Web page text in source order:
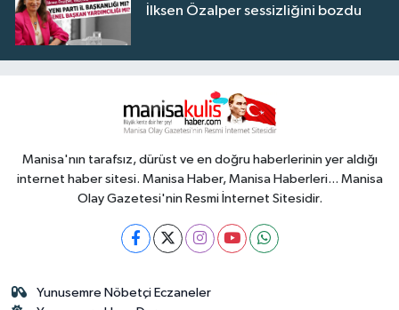
İlksen Özalper sessizliğini bozdu
Manisa'nın tarafsız, dürüst ve en doğru haberlerinin yer aldığı
internet haber sitesi. Manisa Haber, Manisa Haberleri... Manisa
Olay Gazetesi'nin Resmi İnternet Sitesidir.
Yunusemre Nöbetçi Eczaneler